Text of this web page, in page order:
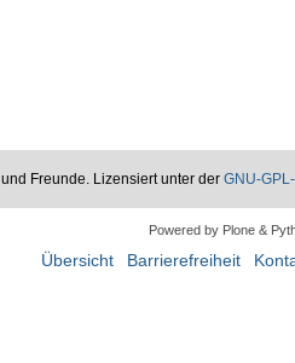
und Freunde. Lizensiert unter derGNU-
Powered by Plone &
Übersicht Barrierefreiheit